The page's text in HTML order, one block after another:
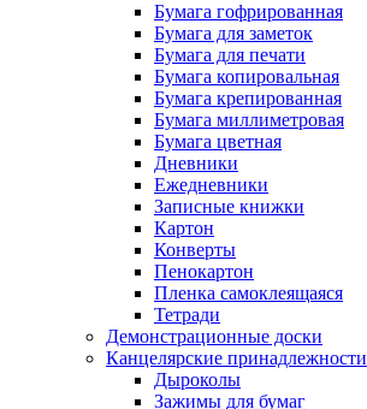
Бумага гофрированная
Бумага для заметок
Бумага для печати
Бумага копировальная
Бумага крепированная
Бумага миллиметровая
Бумага цветная
Дневники
Ежедневники
Записные книжки
Картон
Конверты
Пенокартон
Пленка самоклеящаяся
Тетради
Демонстрационные доски
Канцелярские принадлежности
Дыроколы
Зажимы для бумаг